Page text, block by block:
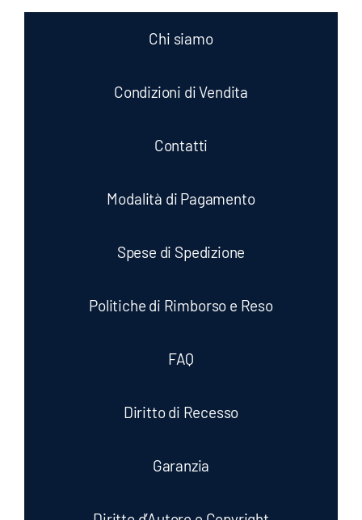
Chi siamo
Condizioni di Vendita
Contatti
Modalità di Pagamento
Spese di Spedizione
Politiche di Rimborso e Reso
FAQ
Diritto di Recesso
Garanzia